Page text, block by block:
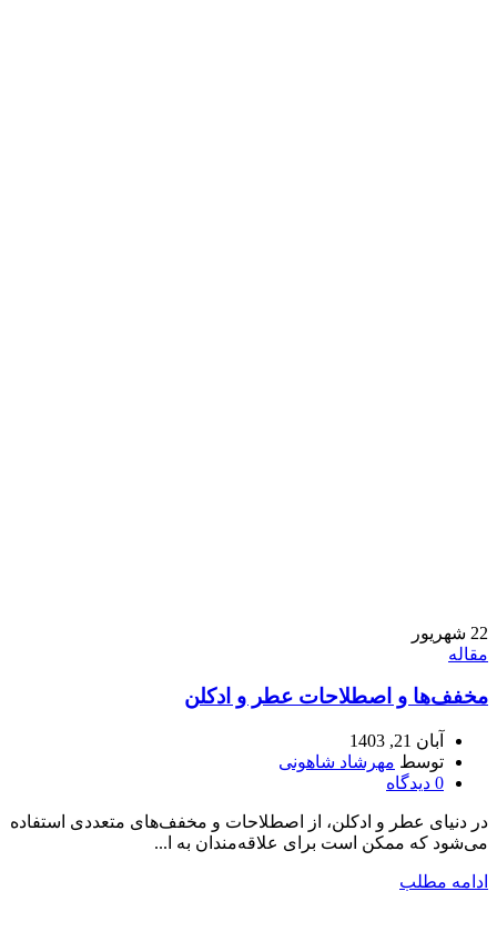
22 شهریور
مقاله
مخفف‌ها و اصطلاحات عطر و ادکلن
آبان 21, 1403
توسط مهرشاد شاهونی
0 دیدگاه
در دنیای عطر و ادکلن، از اصطلاحات و مخفف‌های متعددی استفاده
می‌شود که ممکن است برای علاقه‌مندان به ا...
ادامه مطلب